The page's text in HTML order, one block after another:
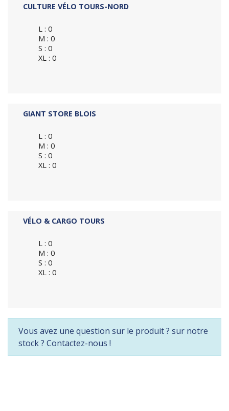
CULTURE VÉLO TOURS-NORD
L : 0
M : 0
S : 0
XL : 0
GIANT STORE BLOIS
L : 0
M : 0
S : 0
XL : 0
VÉLO & CARGO TOURS
L : 0
M : 0
S : 0
XL : 0
Vous avez une question sur le produit ? sur notre
stock ? Contactez-nous !